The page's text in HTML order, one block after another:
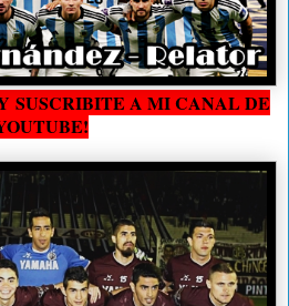
SUSCRIBITE A MI CANAL DE